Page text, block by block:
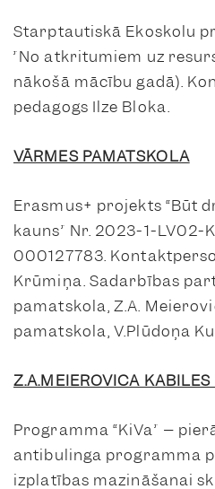
Starptautiskā Ekoskolu
”No atkritumiem uz
nākošā mācību gadā).
pedagogs Ilze Bloka.
VĀRMES PAMATSKOLA
Erasmus+ projekts “Būt
kauns” Nr. 2023-1-LV02-
000127783.
Krūmiņa. Sadarbības
pamatskola, Z.A.
pamatskola, V.Plūdoņa
Z.A.MEIEROVICA
Programma “KiVa” –
antibulinga programma
izplatības mazināšanai